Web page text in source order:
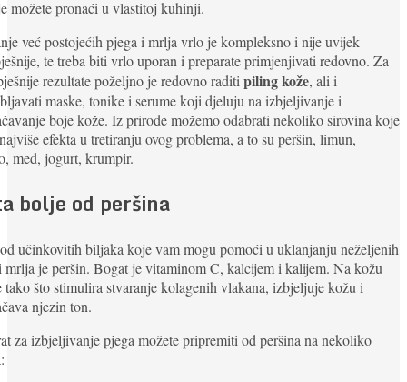
možete pronaći u vlastitoj kuhinji.
već postojećih pjega i mrlja vrlo je kompleksno i nije uvijek
te treba biti vrlo uporan i preparate primjenjivati redovno. Za
rezultate poželjno je redovno raditipiling kože, ali i
maske, tonike i serume koji djeluju na izbjeljivanje i
boje kože. Iz prirode možemo odabrati nekoliko sirovina koje
efekta u tretiranju ovog problema, a to su peršin, limun,
med, jogurt, krumpir.
bolje od peršina
učinkovitih biljaka koje vam mogu pomoći u uklanjanju neželjenih
mrlja je peršin. Bogat je vitaminom C, kalcijem i kalijem. Na kožu
tako što stimulira stvaranje kolagenih vlakana, izbjeljuje kožu i
njezin ton.
za izbjeljivanje pjega možete pripremiti od peršina na nekoliko